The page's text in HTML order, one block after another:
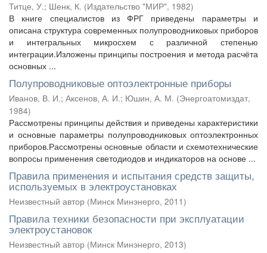
Титце, У.; Шенк, К. (Издательство "МИР", 1982)
В книге специалистов из ФРГ приведены параметры и
описана структура современных полупроводниковых приборов
и интегральных микросхем с различной степенью
интеграции.Изложены принципы построения и метода расчёта
основных ...
Полупроводниковые оптоэлектронные приборы
Иванов, В. И.; Аксенов, А. И.; Юшин, А. М. (Энергоатомиздат,
1984)
Рассмотрены принципы действия и приведены характеристики
и основные параметры полупроводниковых оптоэлектронных
приборов.Рассмотрены основные области и схемотехнические
вопросы применения светодиодов и индикаторов на основе ...
Правила применения и испытания средств защиты,
используемых в электроустановках
Неизвестный автор (Минск Минэнерго, 2011)
Правила техники безопасности при эксплуатации
электроустановок
Неизвестный автор (Минск Минэнерго, 2013)